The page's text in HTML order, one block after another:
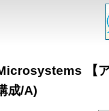
【
成/A)